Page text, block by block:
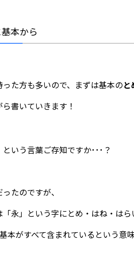
本から
た方も多いので、まずは基本のと
書いていきます！
という言葉ご存知ですか･･･？
たのですが、
永」という字にとめ・はね・はら
本がすべて含まれているという意味